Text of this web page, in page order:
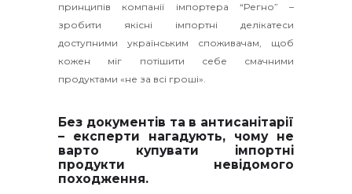
принципів компанії імпортера “Регно” –
зробити якісні імпортні делікатеси
доступними українським споживачам, щоб
кожен міг потішити себе смачними
продуктами «не за всі гроші».
Без документів та в антисанітарії
– експерти нагадують, чому не
варто купувати імпортні
продукти невідомого
походження.